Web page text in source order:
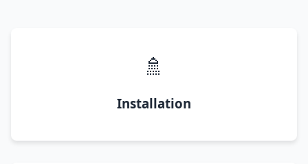
🚿
Installation